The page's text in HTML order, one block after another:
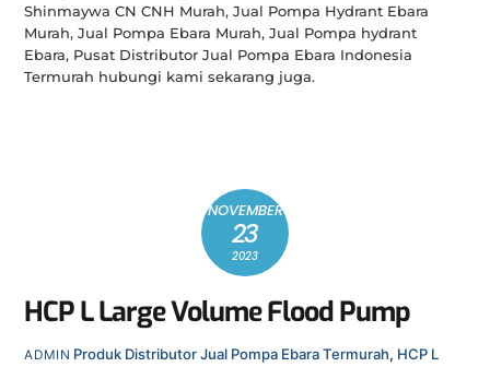
Shinmaywa CN CNH Murah, Jual Pompa Hydrant Ebara
Murah, Jual Pompa Ebara Murah, Jual Pompa hydrant
Ebara, Pusat Distributor Jual Pompa Ebara Indonesia
Termurah hubungi kami sekarang juga.
NOVEMBER
23
2023
HCP L Large Volume Flood Pump
ADMIN Produk Distributor Jual Pompa Ebara Termurah, HCP L